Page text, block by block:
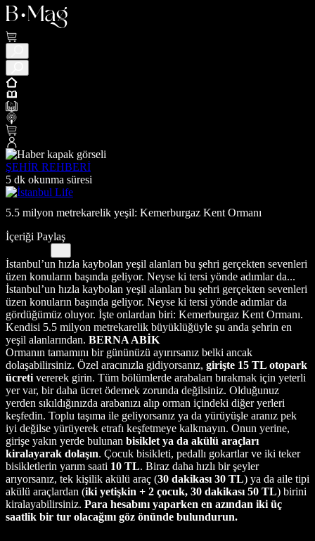
ŞEHİR REHBERİ
5 dk okunma süresi
5.5 milyon metrekarelik yeşil: Kemerburgaz Kent Ormanı
İçeriği Paylaş
İstanbul’un hızla kaybolan yeşil alanları bu şehri gerçekten sevenleri
üzen konuların başında geliyor. Neyse ki tersi yönde adımlar da...
İstanbul’un hızla kaybolan yeşil alanları bu şehri gerçekten sevenleri
üzen konuların başında geliyor. Neyse ki tersi yönde adımlar da
gördüğümüz oluyor. İşte onlardan biri: Kemerburgaz Kent Ormanı.
Kendisi 5.5 milyon metrekarelik büyüklüğüyle şu anda şehrin en
yeşil alanlarından. BERNA ABİK
Ormanın tamamını bir gününüzü ayırırsanız belki ancak
dolaşabilirsiniz. Özel aracınızla gidiyorsanız, girişte 15 TL otopark
ücreti vererek girin. Tüm bölümlerde arabaları bırakmak için yeterli
yer var, bir daha ücret ödemek zorunda değilsiniz. Olduğunuz
yerden sıkıldığınızda arabanızı alıp orman içindeki diğer yerleri
keşfedin. Toplu taşıma ile geliyorsanız ya da yürüyüşle aranız pek
iyi değilse yürüyerek etrafı keşfetmeye kalkmayın. Onun yerine,
girişe yakın yerde bulunan bisiklet ya da akülü araçları
kiralayarak dolaşın. Çocuk bisikleti, pedallı gokartlar ve iki teker
bisikletlerin yarım saati 10 TL. Biraz daha hızlı bir şeyler
arıyorsanız, tek kişilik akülü araç (30 dakikası 30 TL) ya da aile tipi
akülü araçlardan (iki yetişkin + 2 çocuk, 30 dakikası 50 TL) birini
kiralayabilirsiniz. Para hesabını yaparken en azından iki üç
saatlik bir tur olacağını göz önünde bulundurun.